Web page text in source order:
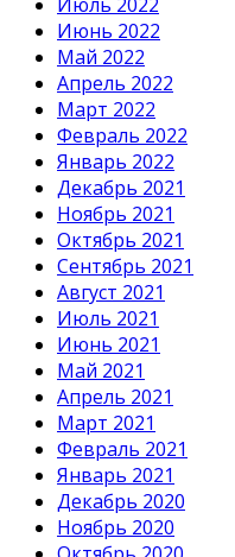
Июль 2022
Июнь 2022
Май 2022
Апрель 2022
Март 2022
Февраль 2022
Январь 2022
Декабрь 2021
Ноябрь 2021
Октябрь 2021
Сентябрь 2021
Август 2021
Июль 2021
Июнь 2021
Май 2021
Апрель 2021
Март 2021
Февраль 2021
Январь 2021
Декабрь 2020
Ноябрь 2020